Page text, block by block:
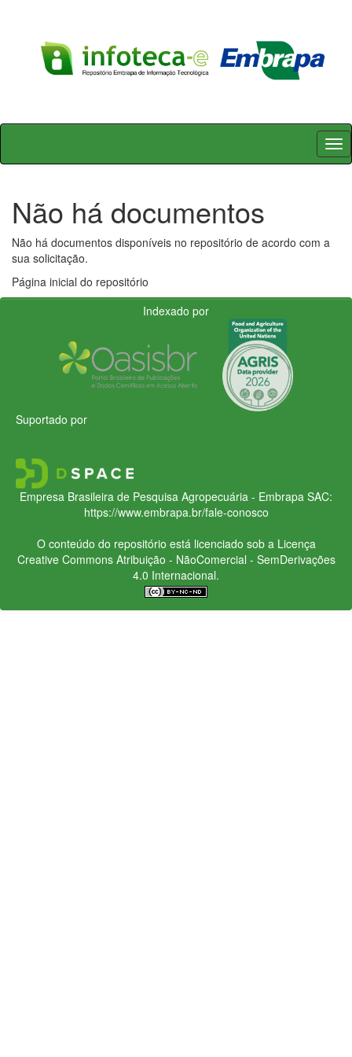
Skip
Não há documentos
Não há documentos disponíveis no repositório de acordo com a
sua solicitação.
Página inicial do repositório
Indexado por
Suportado por
Empresa Brasileira de Pesquisa Agropecuária - Embrapa SAC:
https://www.embrapa.br/fale-conosco
O conteúdo do repositório está licenciado sob a Licença
Creative CommonsAtribuição - NãoComercial - SemDerivações
4.0 Internacional.